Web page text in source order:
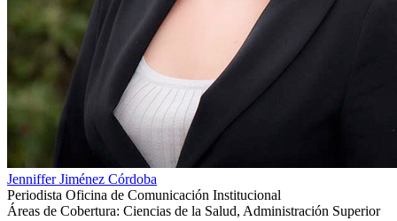
Jenniffer Jiménez Córdoba
Periodista Oficina de Comunicación Institucional
Áreas de Cobertura: Ciencias de la Salud, Administración Superior